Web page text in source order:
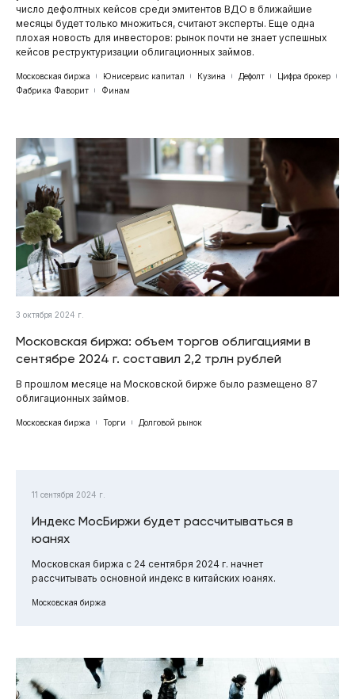
число дефолтных кейсов среди эмитентов ВДО в ближайшие
месяцы будет только множиться, считают эксперты. Еще одна
плохая новость для инвесторов: рынок почти не знает успешных
кейсов реструктуризации облигационных займов.
Московская биржа Юнисервис капитал Кузина Дефолт
Цифра брокер
Фабрика Фаворит
Финам
3 октября 2024 г.
Московская биржа: объем торгов облигациями в
сентябре 2024 г. составил 2,2 трлн рублей
В прошлом месяце на Московской бирже было размещено 87
облигационных займов.
Московская биржа Торги Долговой рынок
11 сентября 2024 г.
Индекс МосБиржи будет рассчитываться в
юанях
Московская биржа с 24 сентября 2024 г. начнет
рассчитывать основной индекс в китайских юанях.
Московская биржа